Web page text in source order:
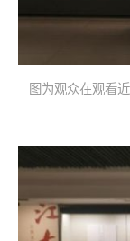
图为观众在观看